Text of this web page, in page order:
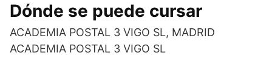
Dónde se puede cursar
ACADEMIA POSTAL 3 VIGO SL, MADRID
ACADEMIA POSTAL 3 VIGO SL